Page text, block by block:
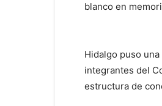
blanco en
Hidalgo puso
integrantes del
estructura de